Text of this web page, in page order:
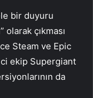
bir duyuru
olarak çıkması
Steam ve Epic
ekip Supergiant
da